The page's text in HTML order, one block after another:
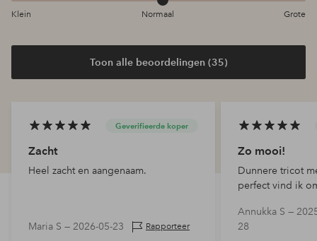
Klein Normaal Grote
Toon alle beoordelingen (35)
Geverifieerde koper
Zacht
Heel zacht en aangenaam.
Maria S — 2026-05-23 Rapporteer
Zo mooi!
Dunnere tricot
perfect vind ik
'stijf' zijn in de
Annukka S —
28